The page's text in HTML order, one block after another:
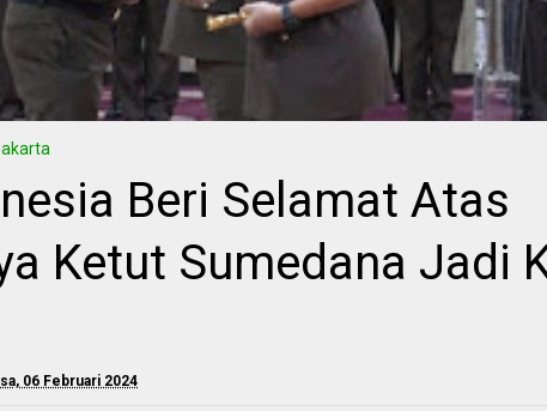
Beri Selamat Atas
Ketut Sumedana Jadi
06 Februari 2024